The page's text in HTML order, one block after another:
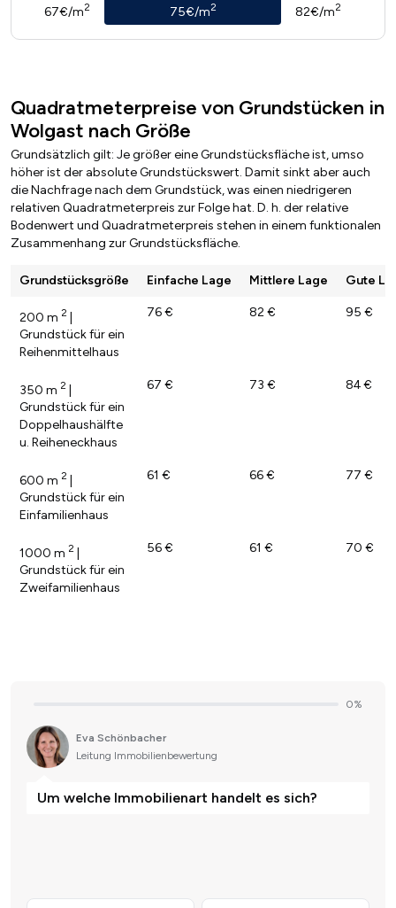
67€/m2 75€/m2 82€/m2
Quadratmeterpreise von Grundstücken in
Wolgast nach Größe
Grundsätzlich gilt: Je größer eine Grundstücksfläche ist, umso
höher ist der absolute Grundstückswert. Damit sinkt aber auch
die Nachfrage nach dem Grundstück, was einen niedrigeren
relativen Quadratmeterpreis zur Folge hat. D. h. der relative
Bodenwert und Quadratmeterpreis stehen in einem funktionalen
Zusammenhang zur Grundstücksfläche.
Grundstücksgröße Einfache Lage Mittlere Lage Gute
200 m 2 |
Grundstück für ein
Reihenmittelhaus
76 € 82 € 95 €
350 m 2 |
Grundstück für ein
Doppelhaushälfte
u. Reiheneckhaus
67 € 73 € 84 €
600 m 2 |
Grundstück für ein
Einfamilienhaus
61 € 66 € 77 €
1000 m 2 |
Grundstück für ein
Zweifamilienhaus
56 € 61 € 70 €